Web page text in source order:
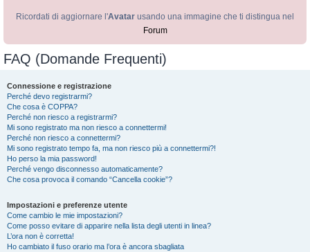
Ricordati di aggiornare l'Avatar usando una immagine che ti distingua nel
Forum
FAQ (Domande Frequenti)
Connessione e registrazione
Perché devo registrarmi?
Che cosa è COPPA?
Perché non riesco a registrarmi?
Mi sono registrato ma non riesco a connettermi!
Perché non riesco a connettermi?
Mi sono registrato tempo fa, ma non riesco più a connettermi?!
Ho perso la mia password!
Perché vengo disconnesso automaticamente?
Che cosa provoca il comando “Cancella cookie”?
Impostazioni e preferenze utente
Come cambio le mie impostazioni?
Come posso evitare di apparire nella lista degli utenti in linea?
L’ora non è corretta!
Ho cambiato il fuso orario ma l’ora è ancora sbagliata